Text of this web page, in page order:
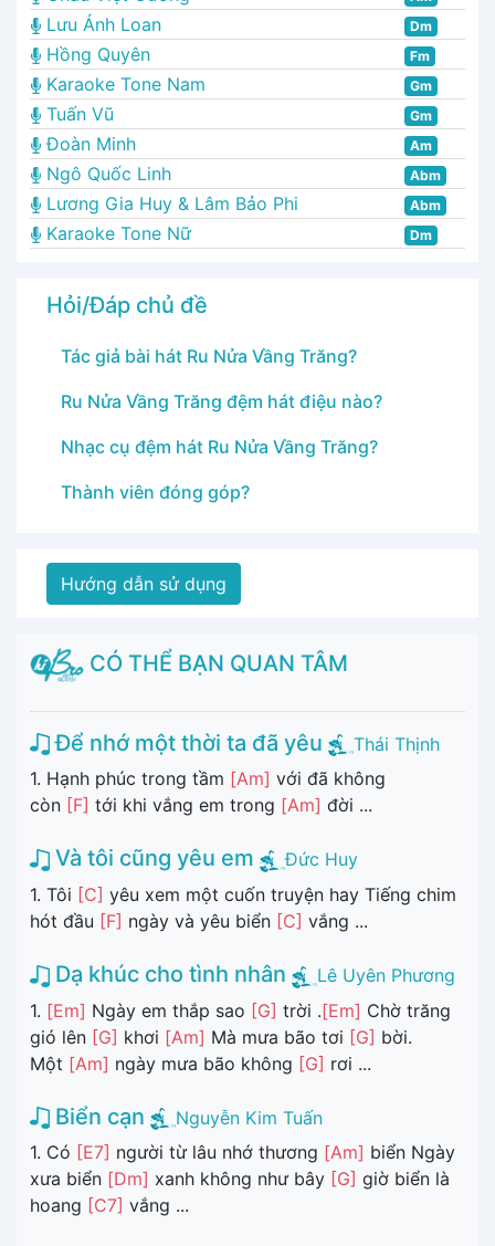
Lưu Ánh Loan Dm
Hồng Quyên Fm
Karaoke Tone Nam Gm
Tuấn Vũ Gm
Đoàn Minh Am
Ngô Quốc Linh Abm
Lương Gia Huy & Lâm Bảo Phi Abm
Karaoke Tone Nữ Dm
Hỏi/Đáp chủ đề
Tác giả bài hát Ru Nửa Vầng Trăng?
Ru Nửa Vầng Trăng đệm hát điệu nào?
Nhạc cụ đệm hát Ru Nửa Vầng Trăng?
Thành viên đóng góp?
Hướng dẫn sử dụng
CÓ THỂ BẠN QUAN TÂM
Để nhớ một thời ta đã yêu
Thái Thịnh
1. Hạnh phúc trong tầm [Am] với đã không
còn [F] tới khi vắng em trong [Am] đời ...
Và tôi cũng yêu em
Đức Huy
1. Tôi [C] yêu xem một cuốn truyện hay Tiếng chim
hót đầu [F] ngày và yêu biển [C] vắng ...
Dạ khúc cho tình nhân
Lê Uyên Phương
1. [Em] Ngày em thắp sao [G] trời .[Em] Chờ trăng
gió lên [G] khơi [Am] Mà mưa bão tơi [G] bời.
Một [Am] ngày mưa bão không [G] rơi ...
Biển cạn
Nguyễn Kim Tuấn
1. Có [E7] người từ lâu nhớ thương [Am] biển Ngày
xưa biển [Dm] xanh không như bây [G] giờ biển là
hoang [C7] vắng ...